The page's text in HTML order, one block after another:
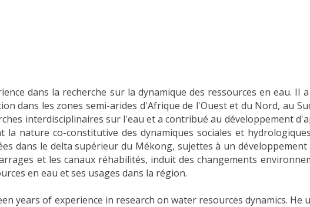
dans la recherche sur la dynamique des ressources en eau. Il
dans les zones semi-arides d'Afrique de l'Ouest et du Nord, au
interdisciplinaires sur l'eau et a contribué au développement
nature co-constitutive des dynamiques sociales et
dans le delta supérieur du Mékong, sujettes à un
et les canaux réhabilités, induit des changements
en eau et ses usages dans la région.
years of experience in research on water resources dynamics.